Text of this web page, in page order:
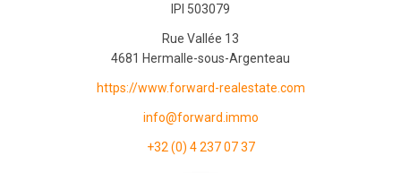
IPI 503079
Rue Vallée 13
4681 Hermalle-sous-Argenteau
https://www.forward-realestate.com
info@forward.immo
+32 (0) 4 237 07 37